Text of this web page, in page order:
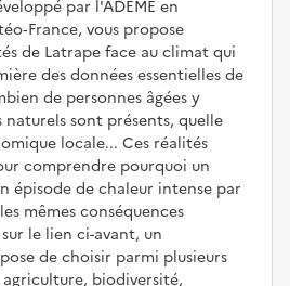
par l'ADEME en
vous propose
de Latrape face au climat qui
des données essentielles de
de personnes âgées y
naturels sont présents, quelle
locale... Ces réalités
comprendre pourquoi un
épisode de chaleur intense par
mêmes conséquences
le lien ci-avant, un
de choisir parmi plusieurs
biodiversité,